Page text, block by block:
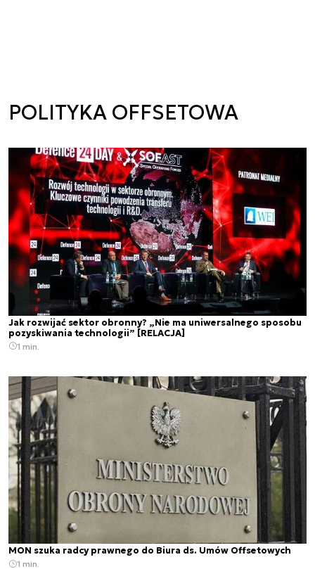
POLITYKA OFFSETOWA
Jak rozwijać sektor obronny? „Nie ma uniwersalnego sposobu
pozyskiwania technologii” [RELACJA]
1 min.
MON szuka radcy prawnego do Biura ds. Umów Offsetowych
1 min.